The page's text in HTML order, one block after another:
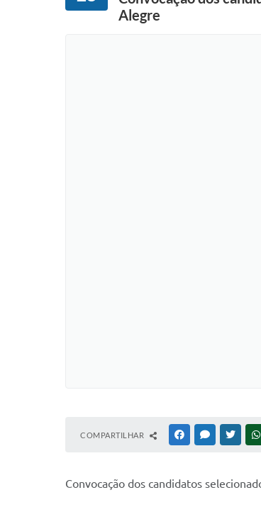
Alegre
COMPARTILHAR FACEBOOKMESSENGER
Convocação dos candidatos